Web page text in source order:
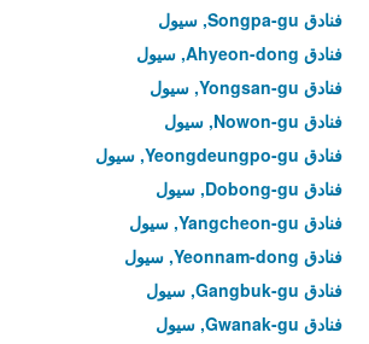
فنادق Songpa-gu, سيول
فنادق Ahyeon-dong, سيول
فنادق Yongsan-gu, سيول
فنادق Nowon-gu, سيول
فنادق Yeongdeungpo-gu, سيول
فنادق Dobong-gu, سيول
فنادق Yangcheon-gu, سيول
فنادق Yeonnam-dong, سيول
فنادق Gangbuk-gu, سيول
فنادق Gwanak-gu, سيول